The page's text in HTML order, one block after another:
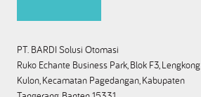
PT. BARDI Solusi Otomasi
Ruko Echante Business Park, Blok F3, Lengkong
Kulon, Kecamatan Pagedangan, Kabupaten